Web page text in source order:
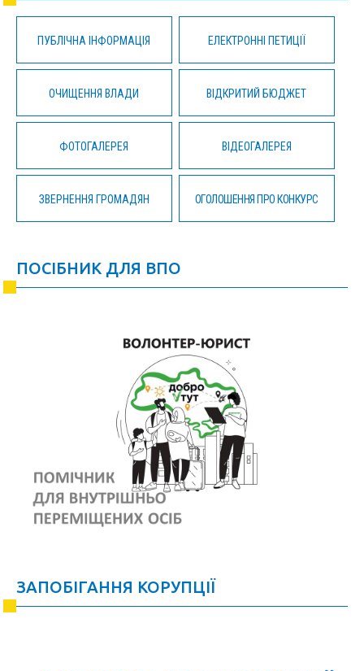
ПУБЛІЧНА ІНФОРМАЦІЯ ЕЛЕКТРОННІ ПЕТИЦІЇ
ОЧИЩЕННЯ ВЛАДИ ВІДКРИТИЙ БЮДЖЕТ
ФОТОГАЛЕРЕЯ ВІДЕОГАЛЕРЕЯ
ЗВЕРНЕННЯ ГРОМАДЯН ОГОЛОШЕННЯ ПРО КОНКУРС
ПОСІБНИК ДЛЯ ВПО
ЗАПОБІГАННЯ КОРУПЦІЇ